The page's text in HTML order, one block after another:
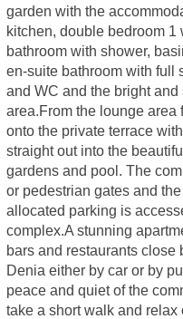
garden with the
kitchen, double bedroom
bathroom with shower,
en-suite bathroom with full
and WC and the bright
area.From the lounge
onto the private terrace
straight out into the
gardens and pool. The
or pedestrian gates and
allocated parking is
complex.A stunning
bars and restaurants
Denia either by car or by
peace and quiet of the
take a short walk and relax